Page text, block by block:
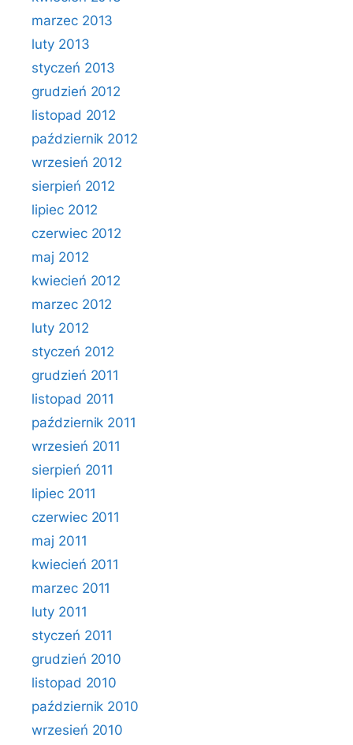
marzec 2013
luty 2013
styczeń 2013
grudzień 2012
listopad 2012
październik 2012
wrzesień 2012
sierpień 2012
lipiec 2012
czerwiec 2012
maj 2012
kwiecień 2012
marzec 2012
luty 2012
styczeń 2012
grudzień 2011
listopad 2011
październik 2011
wrzesień 2011
sierpień 2011
lipiec 2011
czerwiec 2011
maj 2011
kwiecień 2011
marzec 2011
luty 2011
styczeń 2011
grudzień 2010
listopad 2010
październik 2010
wrzesień 2010